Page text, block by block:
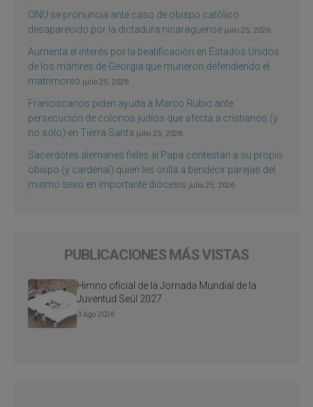
ONU se pronuncia ante caso de obispo católico
desaparecido por la dictadura nicaragüense julio 25, 2026
Aumenta el interés por la beatificación en Estados Unidos
de los mártires de Georgia que murieron defendiendo el
matrimonio julio 25, 2026
Franciscanos piden ayuda a Marco Rubio ante
persecución de colonos judíos que afecta a cristianos (y
no sólo) en Tierra Santa julio 25, 2026
Sacerdotes alemanes fieles al Papa contestan a su propio
obispo (y cardenal) quien les orilla a bendecir parejas del
mismo sexo en importante diócesis julio 25, 2026
PUBLICACIONES MÁS VISTAS
Himno oficial de la Jornada Mundial de la
Juventud Seúl 2027
3 Ago 2026